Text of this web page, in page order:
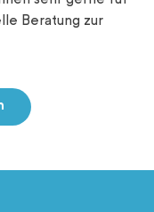
Beratung zur